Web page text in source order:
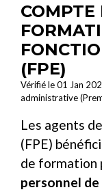
COMPTE
(FPE)
Vérifié le 01 Jan
administrative
Les agents
(FPE)
de formation
personnel